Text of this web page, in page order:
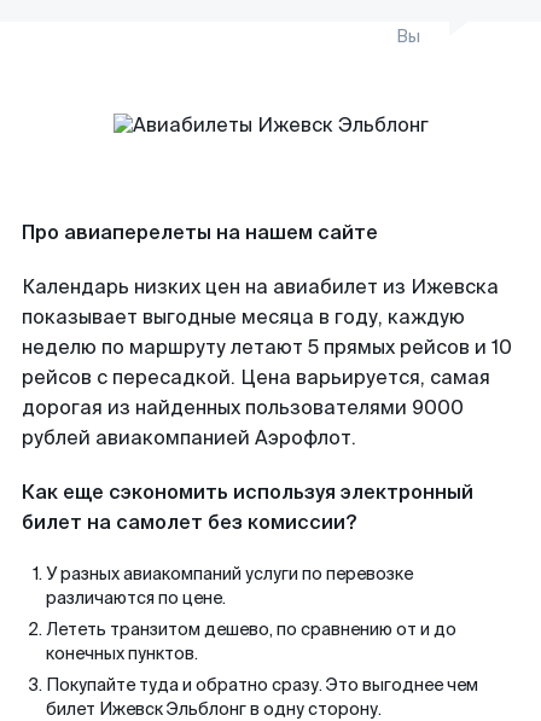
Вы
Про авиаперелеты на нашем сайте
Календарь низких цен на авиабилет из Ижевска
показывает выгодные месяца в году, каждую
неделю по маршруту летают 5 прямых рейсов и 10
рейсов с пересадкой. Цена варьируется, самая
дорогая из найденных пользователями 9000
рублей авиакомпанией Аэрофлот.
Как еще сэкономить используя электронный
билет на самолет без комиссии?
У разных авиакомпаний услуги по перевозке
различаются по цене.
Лететь транзитом дешево, по сравнению от и до
конечных пунктов.
Покупайте туда и обратно сразу. Это выгоднее чем
билет Ижевск Эльблонг в одну сторону.